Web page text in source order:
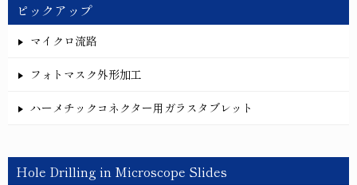
ピックアップ
マイクロ流路
フォトマスク外形加工
ハーメチックコネクター用ガラスタブレット
Hole Drilling in Microscope Slides